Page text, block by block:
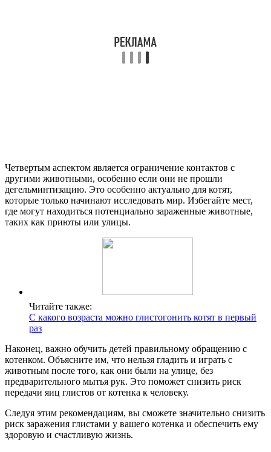
Четвертым аспектом является ограничение контактов с
другими животными, особенно если они не прошли
дегельминтизацию. Это особенно актуально для котят,
которые только начинают исследовать мир. Избегайте мест,
где могут находиться потенциально зараженные животные,
таких как приюты или улицы.
Читайте также:
С какого возраста можно глистогонить котят в первый
раз
Наконец, важно обучить детей правильному обращению с
котенком. Объясните им, что нельзя гладить и играть с
животным после того, как они были на улице, без
предварительного мытья рук. Это поможет снизить риск
передачи яиц глистов от котенка к человеку.
Следуя этим рекомендациям, вы сможете значительно снизить
риск заражения глистами у вашего котенка и обеспечить ему
здоровую и счастливую жизнь.